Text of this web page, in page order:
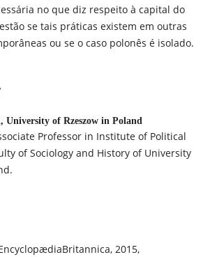
no que diz respeito à capital do
se tais práticas existem em outras
ou se o caso polonês é isolado.
University of Rzeszow in Poland
Professor in Institute of Political
of Sociology and History of University
2015,